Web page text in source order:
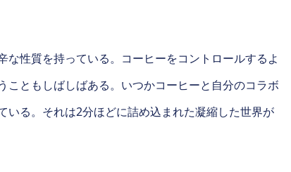
性質を持っている。コーヒーをコントロールするよ
ともしばしばある。いつかコーヒーと自分のコラボ
いる。それは2分ほどに詰め込まれた凝縮した世界が